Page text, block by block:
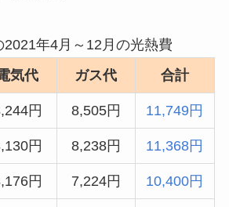
年4月～12月の光熱費
気代 ガス代 合計
円 8,505円 11,749円
円 8,238円 11,368円
円 7,224円 10,400円